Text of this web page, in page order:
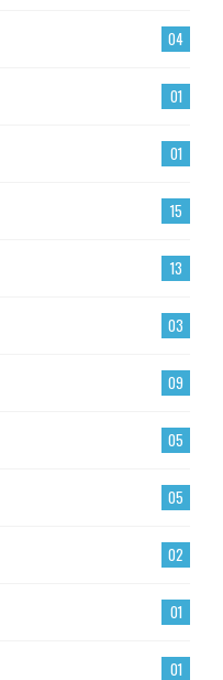
04
01
01
15
13
03
09
05
05
02
01
01